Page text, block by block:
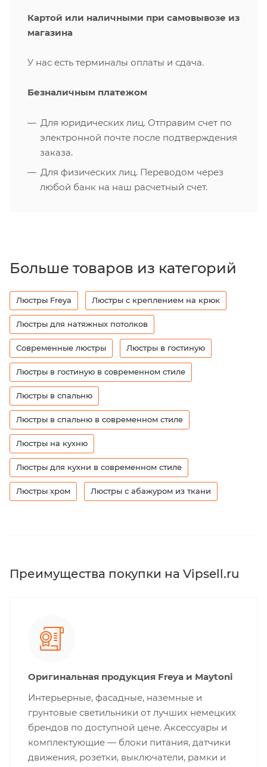
Картой или наличными при самовывозе из
магазина
У нас есть терминалы оплаты и сдача.
Безналичным платежом
Для юридических лиц. Отправим счет по
электронной почте после подтверждения
заказа.
Для физических лиц. Переводом через
любой банк на наш расчетный счет.
Больше товаров из категорий
Люстры Freya Люстры с креплением на крюк
Люстры для натяжных потолков
Современные люстры Люстры в гостиную
Люстры в гостиную в современном стиле
Люстры в спальню
Люстры в спальню в современном стиле
Люстры на кухню
Люстры для кухни в современном стиле
Люстры хром Люстры с абажуром из ткани
Преимущества покупки на Vipsell.ru
Оригинальная продукция Freya и Maytoni
Интерьерные, фасадные, наземные и
грунтовые светильники от лучших немецких
брендов по доступной цене. Аксессуары и
комплектующие — блоки питания, датчики
движения, розетки, выключатели, рамки и